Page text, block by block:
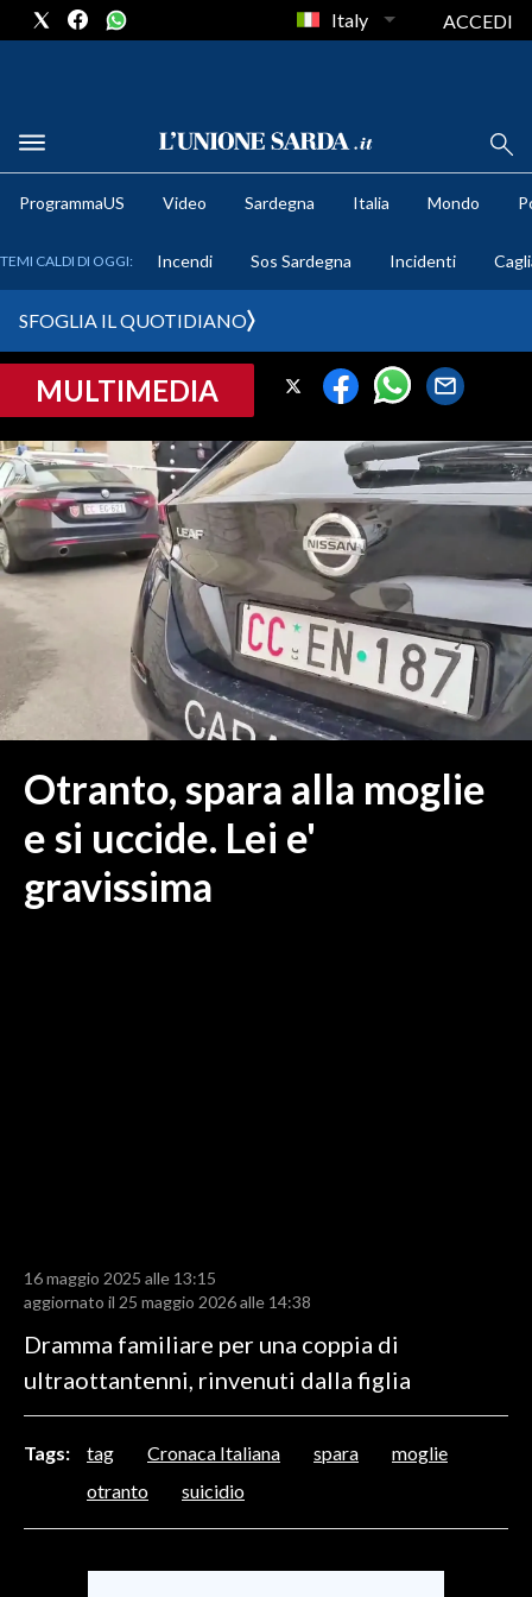
METEO
CRONACA SARDEGNA
PROVINCIA DI CAGLIARI
SULCIS IGLESIENTE
MEDIO CAMPIDANO
ORISTANO E PROVINCIA
SASSARI E PROVINCIA
GALLURA
NUORO E PROVINCIA
ITALIA
MONDO
RISULTATI E CLASSIFICHE
CALCIO REGIONALE
BASKET
MOTORI
ALTRI SPORT
Italy ACCEDI
ProgrammaUS Video Sardegna Italia Mondo
TEMI CALDI DI OGGI: Incendi Sos Sardegna Incidenti
SFOGLIA IL QUOTIDIANO
MULTIMEDIA
Otranto, spara alla moglie
e si uccide. Lei e'
gravissima
16 maggio 2025 alle 13:15
aggiornato il 25 maggio 2026 alle 14:38
Dramma familiare per una coppia di
ultraottantenni, rinvenuti dalla figlia
Tags: tag Cronaca Italiana spara
moglie
otranto
suicidio